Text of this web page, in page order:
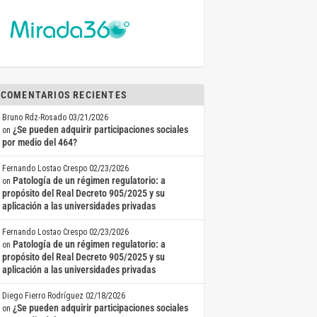
COMENTARIOS RECIENTES
Bruno Rdz-Rosado 03/21/2026
on ¿Se pueden adquirir participaciones sociales
por medio del 464?
Fernando Lostao Crespo 02/23/2026
on Patología de un régimen regulatorio: a
propósito del Real Decreto 905/2025 y su
aplicación a las universidades privadas
Fernando Lostao Crespo 02/23/2026
on Patología de un régimen regulatorio: a
propósito del Real Decreto 905/2025 y su
aplicación a las universidades privadas
Diego Fierro Rodríguez 02/18/2026
on ¿Se pueden adquirir participaciones sociales